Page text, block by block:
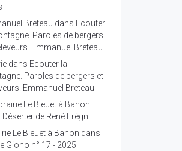
Breteau dans Ecouter
Paroles de bergers
Emmanuel Breteau
dans Ecouter la
Paroles de bergers et
Emmanuel Breteau
Le Bleuet à Banon
Déserter de René Frégni
Le Bleuet à Banon dans
Giono n° 17 - 2025